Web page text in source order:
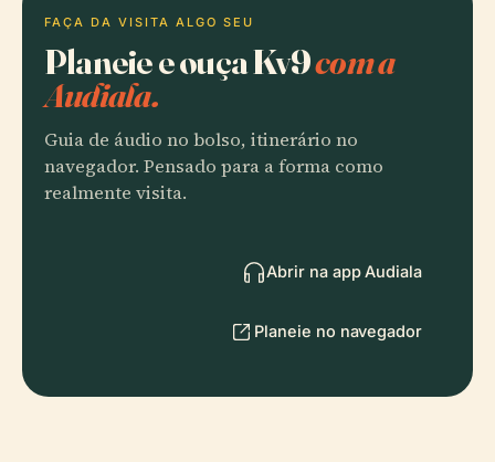
FAÇA DA VISITA ALGO SEU
Planeie e ouça Kv9com a
Audiala.
Guia de áudio no bolso, itinerário no
navegador. Pensado para a forma como
realmente visita.
Abrir na app Audiala
Planeie no navegador